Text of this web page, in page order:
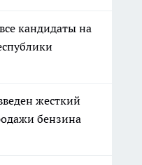
кандидаты на
жесткий
бензина